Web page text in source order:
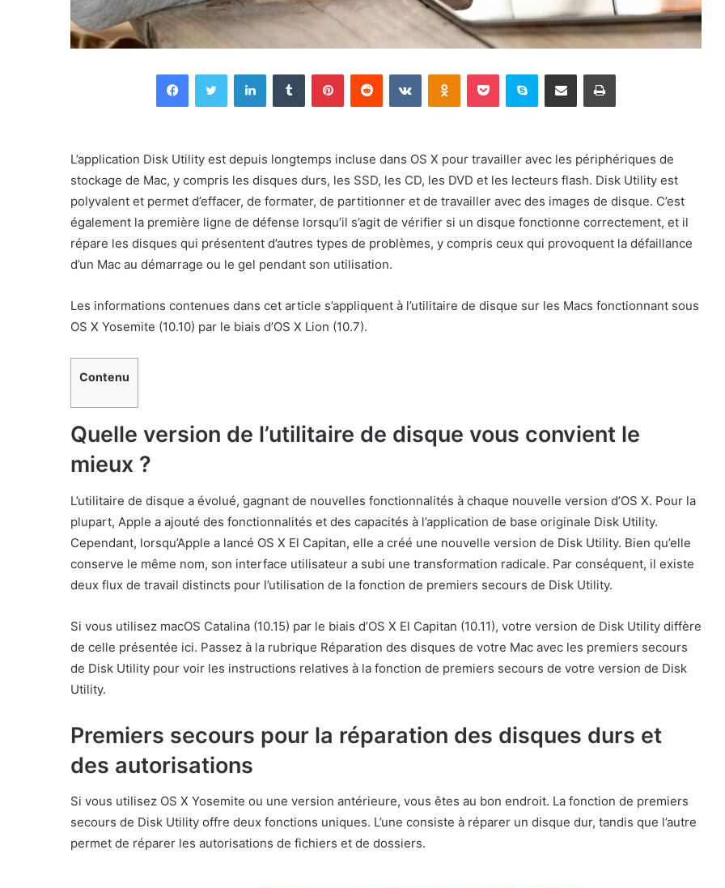
FacebookTwitter LinkedinTumblr PinterestReddit VKontakteOdnoklassniki
Pocket Skype Partager par email Imprimer
L’application Disk Utility est depuis longtemps incluse dans OS X pour travailler avec les périphériques de
stockage de Mac, y compris les disques durs, les SSD, les CD, les DVD et les lecteurs flash. Disk Utility est
polyvalent et permet d’effacer, de formater, de partitionner et de travailler avec des images de disque. C’est
également la première ligne de défense lorsqu’il s’agit de vérifier si un disque fonctionne correctement, et il
répare les disques qui présentent d’autres types de problèmes, y compris ceux qui provoquent la défaillance
d’un Mac au démarrage ou le gel pendant son utilisation.
Les informations contenues dans cet article s’appliquent à l’utilitaire de disque sur les Macs fonctionnant sous
OS X Yosemite (10.10) par le biais d’OS X Lion (10.7).
Contenu
Quelle version de l’utilitaire de disque vous convient le
mieux ?
L’utilitaire de disque a évolué, gagnant de nouvelles fonctionnalités à chaque nouvelle version d’OS X. Pour la
plupart, Apple a ajouté des fonctionnalités et des capacités à l’application de base originale Disk Utility.
Cependant, lorsqu’Apple a lancé OS X El Capitan, elle a créé une nouvelle version de Disk Utility. Bien qu’elle
conserve le même nom, son interface utilisateur a subi une transformation radicale. Par conséquent, il existe
deux flux de travail distincts pour l’utilisation de la fonction de premiers secours de Disk Utility.
Si vous utilisez macOS Catalina (10.15) par le biais d’OS X El Capitan (10.11), votre version de Disk Utility diffère
de celle présentée ici. Passez à la rubrique Réparation des disques de votre Mac avec les premiers secours
de Disk Utility pour voir les instructions relatives à la fonction de premiers secours de votre version de Disk
Utility.
Premiers secours pour la réparation des disques durs et
des autorisations
Si vous utilisez OS X Yosemite ou une version antérieure, vous êtes au bon endroit. La fonction de premiers
secours de Disk Utility offre deux fonctions uniques. L’une consiste à réparer un disque dur, tandis que l’autre
permet de réparer les autorisations de fichiers et de dossiers.